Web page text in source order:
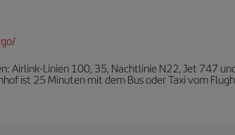
Airlink-Linien 100, 35, Nachtlinie N22, Jet 747
ist 25 Minuten mit dem Bus oder Taxi vom